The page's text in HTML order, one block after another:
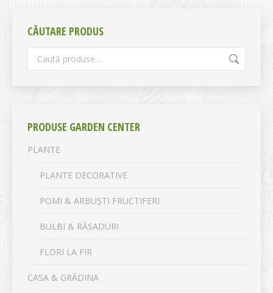
CĂUTARE PRODUS
PRODUSE GARDEN CENTER
PLANTE
PLANTE DECORATIVE
POMI & ARBUȘTI FRUCTIFERI
BULBI & RĂSADURI
FLORI LA FIR
CASA & GRĂDINA